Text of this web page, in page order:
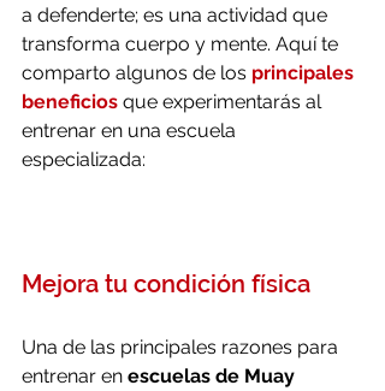
a defenderte; es una actividad que
transforma cuerpo y mente. Aquí te
comparto algunos de los principales
beneficios que experimentarás al
entrenar en una escuela
especializada:
Mejora tu condición física
Una de las principales razones para
entrenar en escuelas de Muay